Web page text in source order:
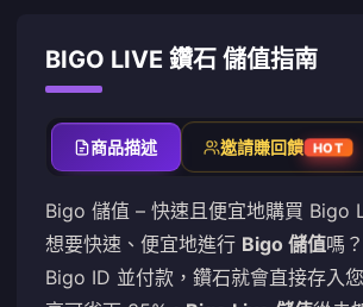
BIGO LIVE 鑽石 儲值指南
商品描述 邀請賺回饋 HOT
Bigo 儲值 – 快速且便宜地購買 Bigo
想要快速、便宜地進行 Bigo 儲值嗎
Bigo ID 並付款，鑽石就會直接存入